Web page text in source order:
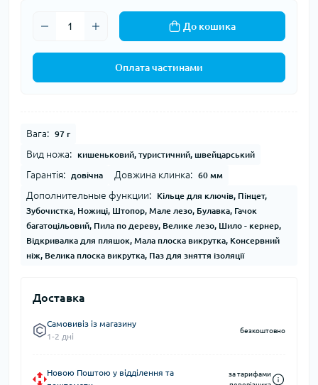
До кошика
Оплата частинами
Вага: 97 г
Вид ножа: кишеньковий, туристичний, швейцарський
Гарантія: довічна Довжина клинка: 60 мм
Дополнительные функции:
Кільце для ключів, Пінцет,
Зубочистка, Ножиці, Штопор, Мале лезо, Булавка, Гачок
багатоцільовий, Пила по дереву, Велике лезо, Шило - кернер,
Відкривалка для пляшок, Мала плоска викрутка, Консервний
ніж, Велика плоска викрутка, Паз для зняття ізоляції
Доставка
Самовивіз із магазину
1-2 дні
безкоштовно
Новою Поштою у відділення та
за тарифами